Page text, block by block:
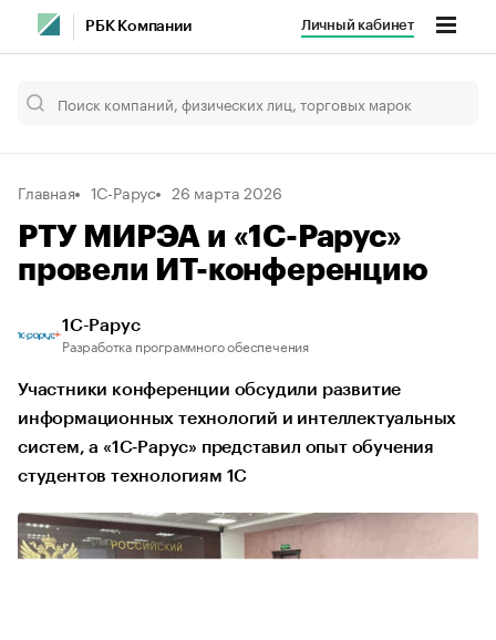
РБК Компании Личный кабинет
Главная 1С-Рарус 26 марта 2026
РТУ МИРЭА и «1С-Рарус»
провели ИТ-конференцию
1С-Рарус
Разработка программного обеспечения
Участники конференции обсудили развитие
информационных технологий и интеллектуальных
систем, а «1С‑Рарус» представил опыт обучения
студентов технологиям 1С